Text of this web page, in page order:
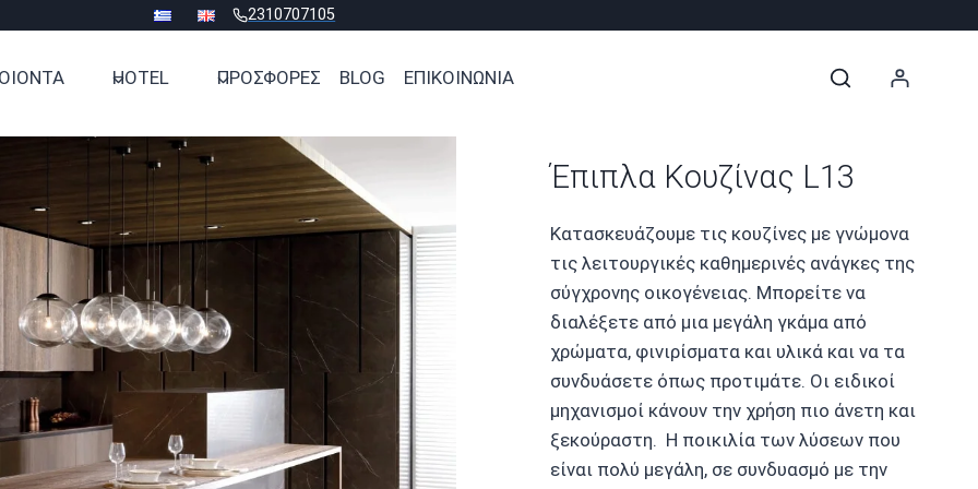
2310707105
HOTEL ΠΡΟΣΦΟΡΕΣ BLOG ΕΠΙΚΟΙΝΩΝΙΑ
Έπιπλα Κουζίνας L13
Κατασκευάζουμε τις κουζίνες με γνώμονα
τις λειτουργικές καθημερινές ανάγκες της
σύγχρονης οικογένειας. Μπορείτε να
διαλέξετε από μια μεγάλη γκάμα από
χρώματα, φινιρίσματα και υλικά και να τα
συνδυάσετε όπως προτιμάτε. Οι ειδικοί
μηχανισμοί κάνουν την χρήση πιο άνετη και
ξεκούραστη. Η ποικιλία των λύσεων που
είναι πολύ μεγάλη, σε συνδυασμό με την